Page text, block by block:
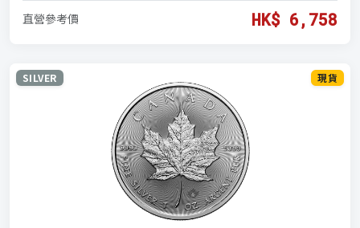
直營參考價 HK$ 6,758
SILVER 現貨